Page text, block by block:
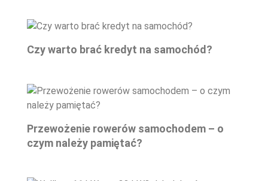
Czy warto brać kredyt na samochód?
Przewożenie rowerów samochodem – o
czym należy pamiętać?